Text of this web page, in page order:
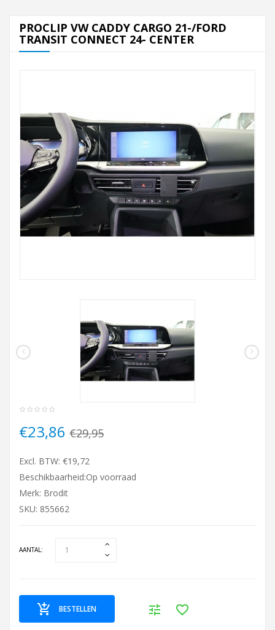
PROCLIP VW CADDY CARGO 21-/FORD
TRANSIT CONNECT 24- CENTER
€23,86 €29,95
Excl. BTW: €19,72
Beschikbaarheid:Op voorraad
Merk: Brodit
SKU: 855662
AANTAL:
BESTELLEN